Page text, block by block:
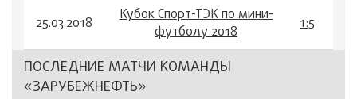
25.03.2018
Кубок Спорт-ТЭК по мини-
футболу 2018
1:5
ПОСЛЕДНИЕ МАТЧИ КОМАНДЫ
«ЗАРУБЕЖНЕФТЬ»